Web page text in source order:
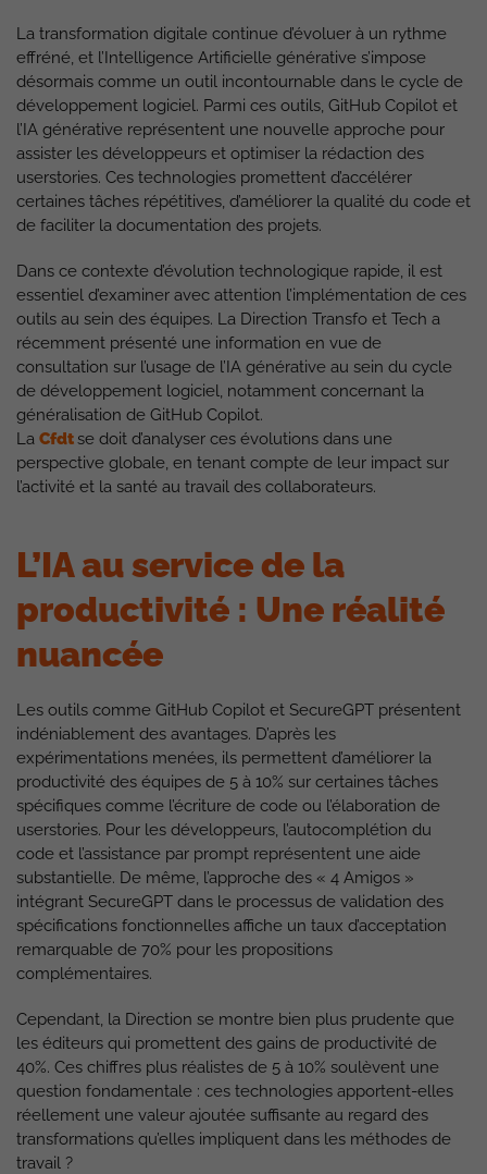
La transformation digitale continue d’évoluer à un rythme
effréné, et l’Intelligence Artificielle générative s’impose
désormais comme un outil incontournable dans le cycle de
développement logiciel. Parmi ces outils, GitHub Copilot et
l’IA générative représentent une nouvelle approche pour
assister les développeurs et optimiser la rédaction des
userstories. Ces technologies promettent d’accélérer
certaines tâches répétitives, d’améliorer la qualité du code et
de faciliter la documentation des projets.
Dans ce contexte d’évolution technologique rapide, il est
essentiel d’examiner avec attention l’implémentation de ces
outils au sein des équipes. La Direction Transfo et Tech a
récemment présenté une information en vue de
consultation sur l’usage de l’IA générative au sein du cycle
de développement logiciel, notamment concernant la
généralisation de GitHub Copilot.
La Cfdtse doit d’analyser ces évolutions dans une
perspective globale, en tenant compte de leur impact sur
l’activité et la santé au travail des collaborateurs.
L’IA au service de la
productivité : Une réalité
nuancée
Les outils comme GitHub Copilot et SecureGPT présentent
indéniablement des avantages. D’après les
expérimentations menées, ils permettent d’améliorer la
productivité des équipes de 5 à 10% sur certaines tâches
spécifiques comme l’écriture de code ou l’élaboration de
userstories. Pour les développeurs, l’autocomplétion du
code et l’assistance par prompt représentent une aide
substantielle. De même, l’approche des « 4 Amigos »
intégrant SecureGPT dans le processus de validation des
spécifications fonctionnelles affiche un taux d’acceptation
remarquable de 70% pour les propositions
complémentaires.
Cependant, la Direction se montre bien plus prudente que
les éditeurs qui promettent des gains de productivité de
40%. Ces chiffres plus réalistes de 5 à 10% soulèvent une
question fondamentale : ces technologies apportent-elles
réellement une valeur ajoutée suffisante au regard des
transformations qu’elles impliquent dans les méthodes de
travail ?